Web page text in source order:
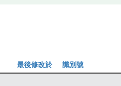
最後修改於 識別號